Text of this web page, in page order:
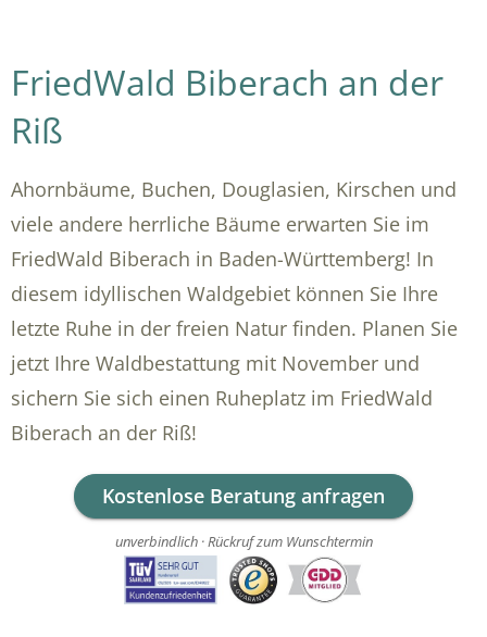
FriedWald Biberach an der
Riß
Ahornbäume, Buchen, Douglasien, Kirschen und
viele andere herrliche Bäume erwarten Sie im
FriedWald Biberach in Baden-Württemberg! In
diesem idyllischen Waldgebiet können Sie Ihre
letzte Ruhe in der freien Natur finden. Planen Sie
jetzt Ihre Waldbestattung mit November und
sichern Sie sich einen Ruheplatz im FriedWald
Biberach an der Riß!
Kostenlose Beratung anfragen
unverbindlich · Rückruf zum Wunschtermin